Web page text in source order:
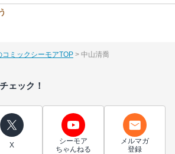
ミックシーモアTOP 中山清喬
ェック！
X
シーモア
ちゃんねる
メルマガ
登録